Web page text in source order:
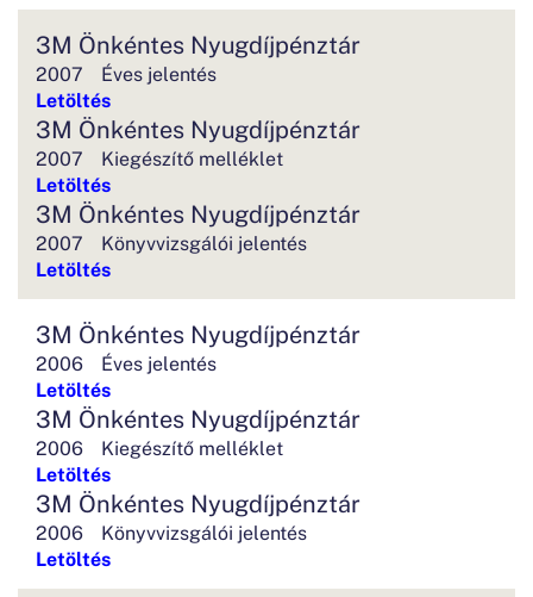
3M Önkéntes Nyugdíjpénztár
2007
Éves jelentés
Letöltés
3M Önkéntes Nyugdíjpénztár
2007
Kiegészítő melléklet
Letöltés
3M Önkéntes Nyugdíjpénztár
2007
Könyvvizsgálói jelentés
Letöltés
3M Önkéntes Nyugdíjpénztár
2006
Éves jelentés
Letöltés
3M Önkéntes Nyugdíjpénztár
2006
Kiegészítő melléklet
Letöltés
3M Önkéntes Nyugdíjpénztár
2006
Könyvvizsgálói jelentés
Letöltés